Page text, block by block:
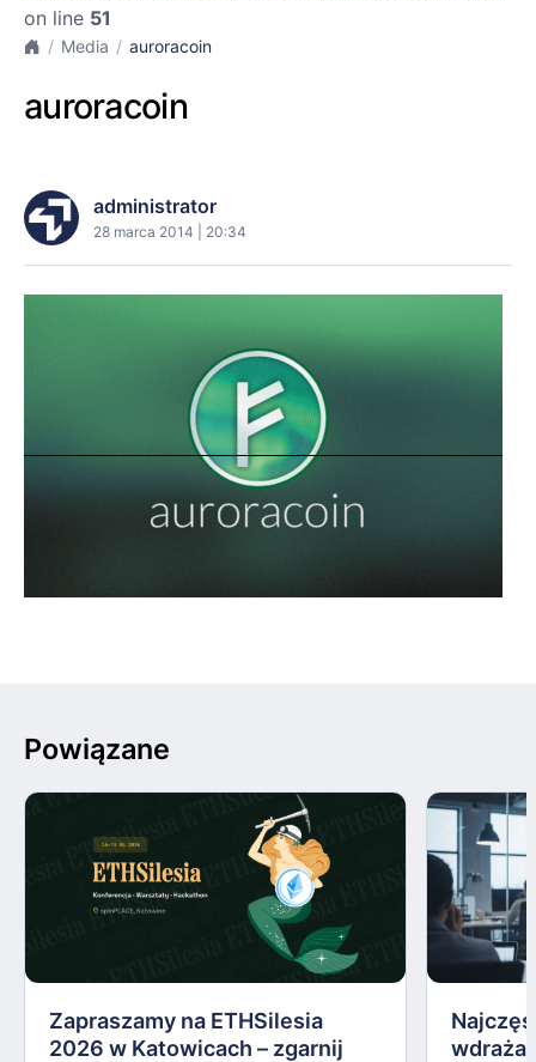
on line 51
Media auroracoin
auroracoin
administrator
28 marca 2014 | 20:34
Powiązane
Zapraszamy na ETHSilesia
2026 w Katowicach – zgarnij